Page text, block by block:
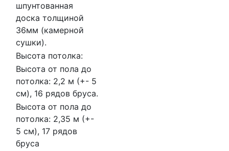
шпунтованная
доска толщиной
36мм (камерной
сушки).
Высота потолка:
Высота от пола до
потолка: 2,2 м (+- 5
см), 16 рядов бруса.
Высота от пола до
потолка: 2,35 м (+-
5 см), 17 рядов
бруса